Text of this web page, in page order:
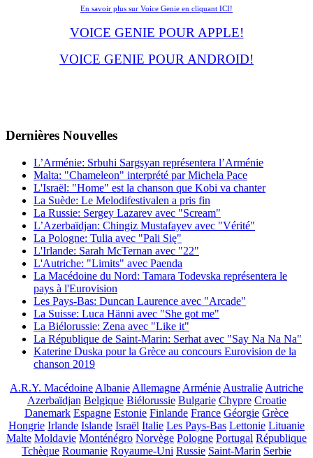
En savoir plus sur Voice Genie en cliquant ICI!
VOICE GENIE POUR APPLE!
VOICE GENIE POUR ANDROID!
Dernières Νouvelles
L’Arménie: Srbuhi Sargsyan représentera l’Arménie
Malta: "Chameleon" interprété par Michela Pace
L'Israël: "Home" est la chanson que Kobi va chanter
La Suède: Le Melodifestivalen a pris fin
La Russie: Sergey Lazarev avec "Scream"
L’Azerbaïdjan: Chingiz Mustafayev avec "Vérité"
La Pologne: Tulia avec "Pali Się"
L'Irlande: Sarah McTernan avec "22"
L'Autriche: "Limits" avec Paenda
La Macédoine du Nord: Tamara Todevska représentera le
pays à l'Eurovision
Les Pays-Bas: Duncan Laurence avec "Arcade"
La Suisse: Luca Hänni avec "She got me"
La Biélorussie: Zena avec "Like it"
La République de Saint-Marin: Serhat avec "Say Na Na Na"
Katerine Duska pour la Grèce au concours Eurovision de la
chanson 2019
A.R.Y. Macédoine Albanie Allemagne Arménie Australie Autriche
Azerbaïdjan Belgique Biélorussie Bulgarie Chypre Croatie
Danemark Espagne Estonie Finlande France Géorgie Grèce
Hongrie Irlande Islande Israël Italie Les Pays-Bas Lettonie Lituanie
Malte Moldavie Monténégro Norvège Pologne Portugal République
Tchèque Roumanie Royaume-Uni Russie Saint-Marin Serbie